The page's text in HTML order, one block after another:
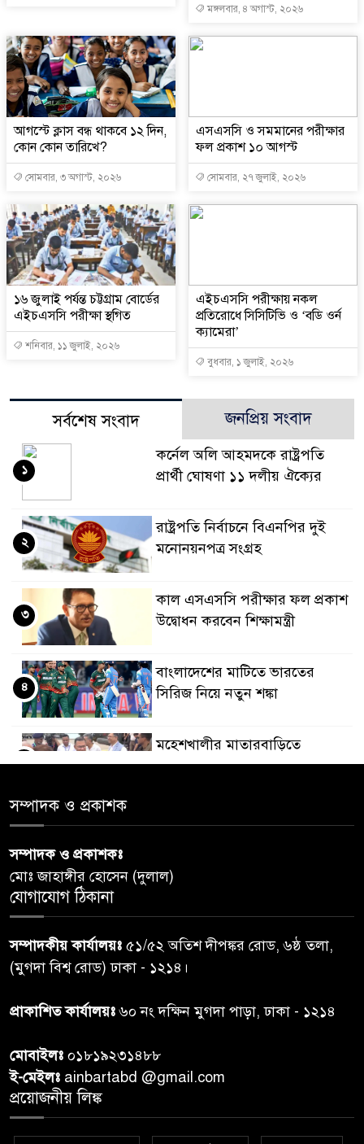
মঙ্গলবার, ৪ অগাস্ট, ২০২৬
আগস্টে ক্লাস বন্ধ থাকবে ১২ দিন,
কোন কোন তারিখে?
সোমবার, ৩ অগাস্ট, ২০২৬
এসএসসি ও সমমানের পরীক্ষার
ফল প্রকাশ ১০ আগস্ট
সোমবার, ২৭ জুলাই, ২০২৬
১৬ জুলাই পর্যন্ত চট্টগ্রাম বোর্ডের
এইচএসসি পরীক্ষা স্থগিত
শনিবার, ১১ জুলাই, ২০২৬
এইচএসসি পরীক্ষায় নকল
প্রতিরোধে সিসিটিভি ও ‘বডি ওর্ন
ক্যামেরা’
বুধবার, ১ জুলাই, ২০২৬
সর্বশেষ সংবাদ জনপ্রিয় সংবাদ
কর্নেল অলি আহমদকে রাষ্ট্রপতি
প্রার্থী ঘোষণা ১১ দলীয় ঐক্যের
১
রাষ্ট্রপতি নির্বাচনে বিএনপির দুই
মনোনয়নপত্র সংগ্রহ
২
কাল এসএসসি পরীক্ষার ফল প্রকাশ
উদ্বোধন করবেন শিক্ষামন্ত্রী
৩
বাংলাদেশের মাটিতে ভারতের
সিরিজ নিয়ে নতুন শঙ্কা
৪
মহেশখালীর মাতারবাড়িতে
পৌঁছেছেন প্রধানমন্ত্রী
৬
গাজার ধ্বংসস্তূপে মিলল আরও ১৯
৭
কুলাউড়া সীমান্তে বিএসএফের
৮
নেওয়ার পর ভারতীয় নাগরিক আটক
৯
১০
সম্পাদক ও প্রকাশক
সম্পাদক ও প্রকাশকঃ
মোঃ জাহাঙ্গীর হোসেন (দুলাল)
যোগাযোগ ঠিকানা
সম্পাদকীয় কার্যালয়ঃ ৫১/৫২ অতিশ দীপঙ্কর রোড, ৬ষ্ঠ তলা,
(মুগদা বিশ্ব রোড) ঢাকা - ১২১৪।
প্রাকাশিত কার্যালয়ঃ৬০ নং দক্ষিন মুগদা পাড়া, ঢাকা - ১২১৪
মোবাইলঃ ০১৮১৯২৩১৪৮৮
ই-মেইলঃ ainbartabd @gmail.com
প্রয়োজনীয় লিঙ্ক